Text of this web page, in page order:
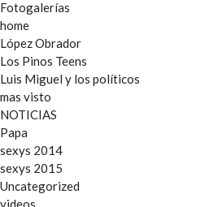
Fotogalerías
home
López Obrador
Los Pinos Teens
Luis Miguel y los políticos
mas visto
NOTICIAS
Papa
sexys 2014
sexys 2015
Uncategorized
videos